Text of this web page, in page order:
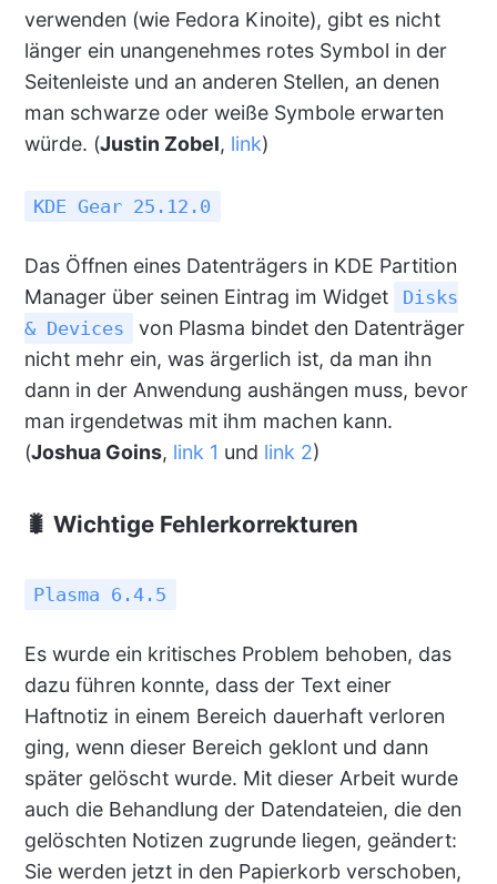
verwenden (wie Fedora Kinoite), gibt es nicht
länger ein unangenehmes rotes Symbol in der
Seitenleiste und an anderen Stellen, an denen
man schwarze oder weiße Symbole erwarten
würde. (Justin Zobel, link)
KDE Gear 25.12.0
Das Öffnen eines Datenträgers in KDE Partition
Manager über seinen Eintrag im Widget
Disks
& Devices
von Plasma bindet den Datenträger
nicht mehr ein, was ärgerlich ist, da man ihn
dann in der Anwendung aushängen muss, bevor
man irgendetwas mit ihm machen kann.
(Joshua Goins, link 1 und link 2)
🐛 Wichtige Fehlerkorrekturen
Plasma 6.4.5
Es wurde ein kritisches Problem behoben, das
dazu führen konnte, dass der Text einer
Haftnotiz in einem Bereich dauerhaft verloren
ging, wenn dieser Bereich geklont und dann
später gelöscht wurde. Mit dieser Arbeit wurde
auch die Behandlung der Datendateien, die den
gelöschten Notizen zugrunde liegen, geändert:
Sie werden jetzt in den Papierkorb verschoben,